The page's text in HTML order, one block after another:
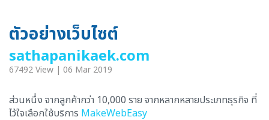
ตัวอย่างเว็บไซต์
sathapanikaek.com
67492 View | 06 Mar 2019
ส่วนหนึ่ง จากลูกค้ากว่า 10,000 ราย จากหลากหลายประเภทธุรกิจ ที่
ไว้ใจเลือกใช้บริการ MakeWebEasy